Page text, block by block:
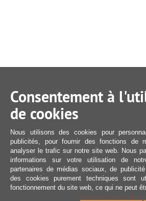
Consentement à
de cookies
Nous utilisons des cookies pour
publicités, pour fournir des fonctions de
analyser le trafic sur notre site web. Nous
informations sur votre utilisation de
partenaires de médias sociaux, de
des cookies purement techniques sont
fonctionnement du site web, ce qui ne peut